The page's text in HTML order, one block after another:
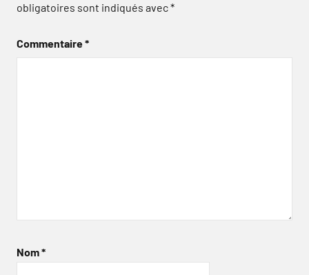
obligatoires sont indiqués avec*
Commentaire*
Nom*